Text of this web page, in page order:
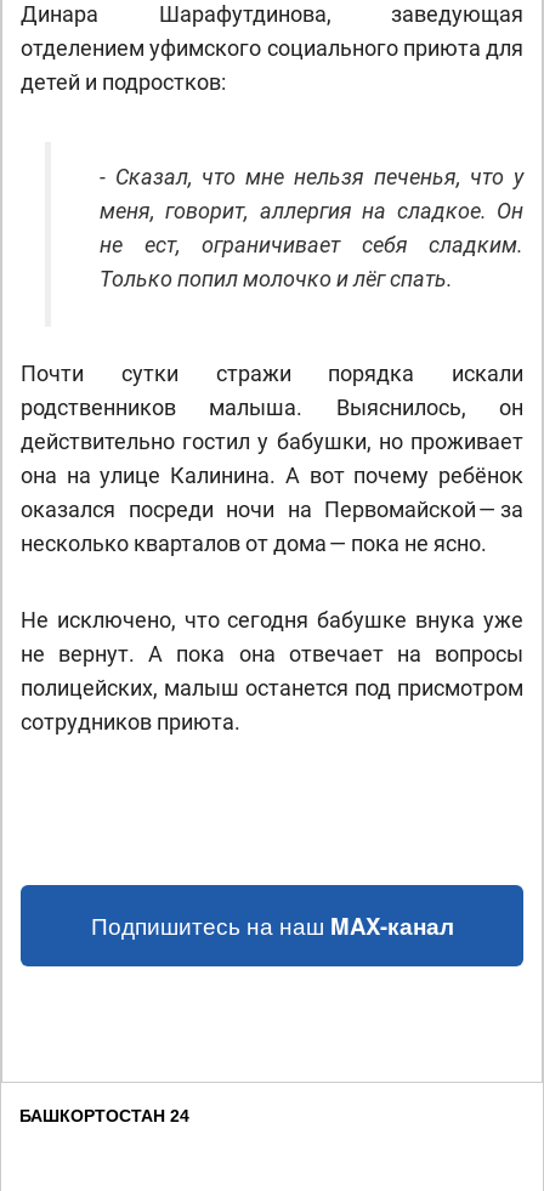
Динара Шарафутдинова, заведующая
отделением уфимского социального приюта для
детей и подростков:
- Сказал, что мне нельзя печенья, что у
меня, говорит, аллергия на сладкое. Он
не ест, ограничивает себя сладким.
Только попил молочко и лёг спать.
Почти сутки стражи порядка искали
родственников малыша. Выяснилось, он
действительно гостил у бабушки, но проживает
она на улице Калинина. А вот почему ребёнок
оказался посреди ночи на Первомайской — за
несколько кварталов от дома — пока не ясно.
Не исключено, что сегодня бабушке внука уже
не вернут. А пока она отвечает на вопросы
полицейских, малыш останется под присмотром
сотрудников приюта.
Подпишитесь на наш MAX-канал
БАШКОРТОСТАН 24